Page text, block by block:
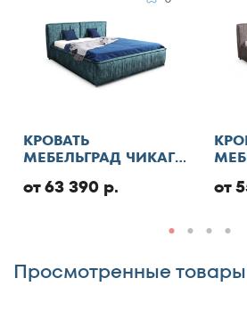
Я согласен справилами
пользовательского контента
и
обработку персональных данных
Отменить
Добавить
КРОВАТЬ
МЕБЕЛЬГРАД ЧИКАГО
от 63 390 р. от
Просмотренные товары